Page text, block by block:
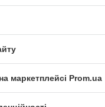
маркетплейсі Prom.ua